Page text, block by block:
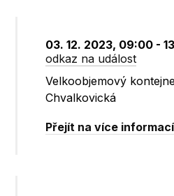
03. 12. 2023, 09:00 -
odkaz na událost
Velkoobjemový
Chvalkovická
Přejít na více informací